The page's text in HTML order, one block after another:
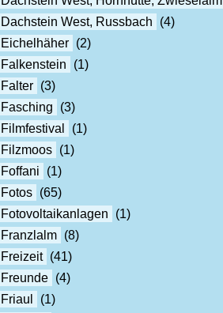
Dachstein West, Russbach
(4)
Eichelhäher (2)
Falkenstein
(1)
Falter (3)
Fasching
(3)
Filmfestival
(1)
Filzmoos (1)
Foffani
(1)
Fotos (65)
Fotovoltaikanlagen
(1)
Franzlalm (8)
Freizeit (41)
Freunde (4)
Friaul
(1)